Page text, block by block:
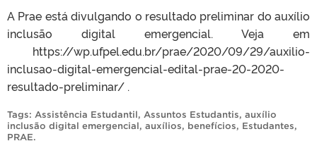
A Prae está divulgando o resultado preliminar do auxílio
inclusão digital emergencial. Veja em
https://wp.ufpel.edu.br/prae/2020/09/29/auxilio-
inclusao-digital-emergencial-edital-prae-20-2020-
resultado-preliminar/ .
Tags: Assistência Estudantil, Assuntos Estudantis, auxílio
inclusão digital emergencial, auxílios, benefícios, Estudantes,
PRAE.